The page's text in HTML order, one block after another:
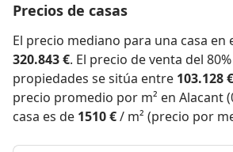
Precios de casas
El precio mediano para una casa en
320.843 €. El precio de venta del
propiedades se sitúa entre 103.128 €
precio promedio por m² en Alacant
casa es de 1510 €/ m² (precio por